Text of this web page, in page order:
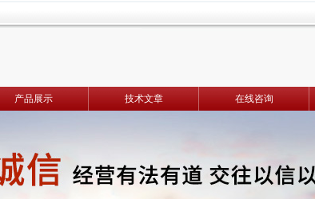
产品展示 技术文章 在线咨询